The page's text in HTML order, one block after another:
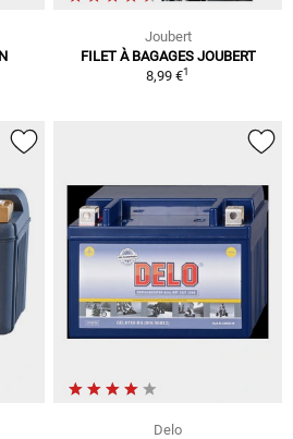
Joubert
FILET À BAGAGES JOUBERT
8,99 €1
Delo